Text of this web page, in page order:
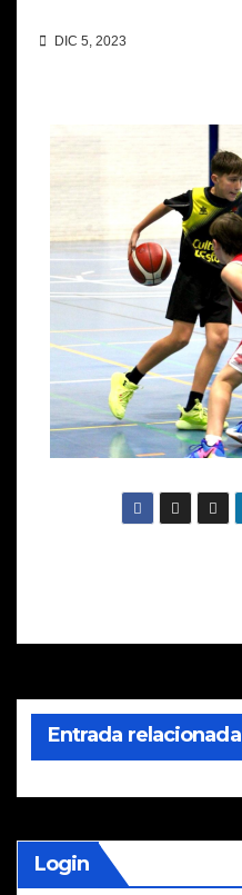
DIC 5, 2023
Entrada relacionada
Login